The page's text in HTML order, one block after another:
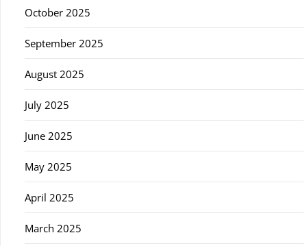
October 2025
September 2025
August 2025
July 2025
June 2025
May 2025
April 2025
March 2025